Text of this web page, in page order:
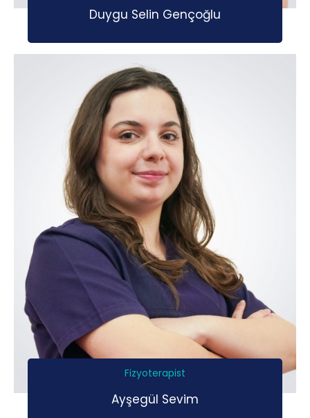
Duygu Selin Gençoğlu
Fizyoterapist
Ayşegül Sevim